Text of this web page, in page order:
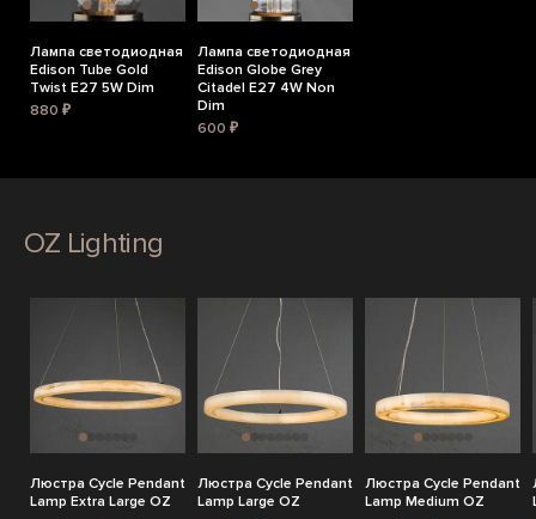
Лампа светодиодная
Edison Tube Gold
Twist E27 5W Dim
880 ₽
Лампа светодиодная
Edison Globe Grey
Citadel E27 4W Non
Dim
600 ₽
OZ Lighting
Люстра Cycle Pendant
Lamp Extra Large OZ
Люстра Cycle Pendant
Lamp Large OZ
Люстра Cycle Pendant
Lamp Medium OZ